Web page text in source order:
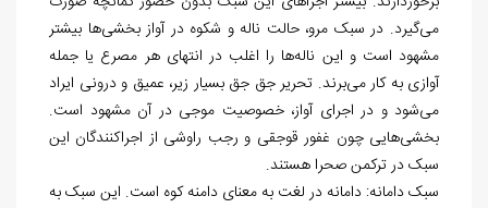
می‌گیرد. در سبک مرو، حالت ناله و شکوه در آواز بخشی‌ها بیشتر
مشهود است و این ناله‌ها را اغلب در انتهای هر مصرع یا جمله
آوازی به کار می‌برند. تحریر جق جق بسیار زیر، عمیق و درونی ایراد
می‌شود و در اجرای آواز، خصوصیت موجی در آن مشهود است.
بخشی‌هایی چون غفور قوجقی و رجب راوشی از اجراکنندگان این
سبک در ترکمن صحرا هستند.
سبک دامانه: دامانه در لغت به معنای دامنه کوه است. این سبک به